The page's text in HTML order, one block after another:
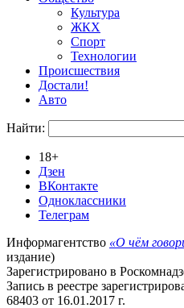
Культура
ЖКХ
Спорт
Технологии
Происшествия
Достали!
Авто
Найти:
18+
Дзен
ВКонтакте
Одноклассники
Телеграм
Информагентство «О чём
издание)
Зарегистрировано в
Запись в реестре
68403 от 16.01.2017 г.